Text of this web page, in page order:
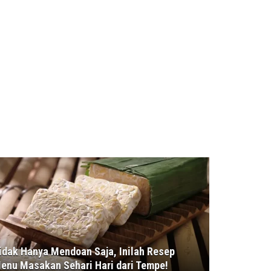
Hanya Mendoan Saja, Inilah Resep
Masakan Sehari Hari dari Tempe!